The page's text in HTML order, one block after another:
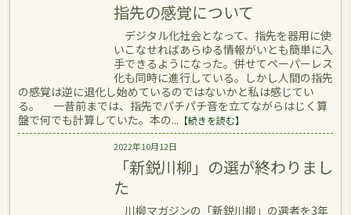
指先の感覚について
デジタル化社会となって、指先を器用に使
いこなせればあらゆる情報がいとも簡単に入
手できるようになった。併せてペーパーレス
化も同時に進行している。しかし人間の指先
の感覚は逆に退化し始めているのではないかと私は感じてい
る。 一昔前までは、指先でパチパチ音を立てながらはじく算
盤で何でも計算していた。本の... 【続きを読む】
2022年10月12日
「新鋭川柳」の選が終わりまし
た
川柳マガジンの「新鋭川柳」の選者を3年